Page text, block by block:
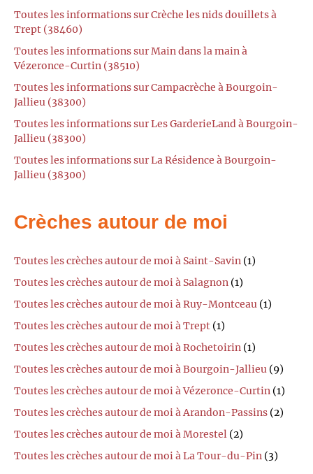
Toutes les informations sur Crèche les nids douillets à
Trept (38460)
Toutes les informations sur Main dans la main à
Vézeronce-Curtin (38510)
Toutes les informations sur Campacrèche à Bourgoin-
Jallieu (38300)
Toutes les informations sur Les GarderieLand à Bourgoin-
Jallieu (38300)
Toutes les informations sur La Résidence à Bourgoin-
Jallieu (38300)
Crèches autour de moi
Toutes les crèches autour de moi à Saint-Savin (1)
Toutes les crèches autour de moi à Salagnon (1)
Toutes les crèches autour de moi à Ruy-Montceau (1)
Toutes les crèches autour de moi à Trept (1)
Toutes les crèches autour de moi à Rochetoirin (1)
Toutes les crèches autour de moi à Bourgoin-Jallieu (9)
Toutes les crèches autour de moi à Vézeronce-Curtin (1)
Toutes les crèches autour de moi à Arandon-Passins (2)
Toutes les crèches autour de moi à Morestel (2)
Toutes les crèches autour de moi à La Tour-du-Pin (3)